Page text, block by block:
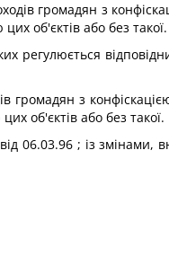
громадян з
об'єктів або без такої.
регулюється
з
об'єктів або без такої.
06.03.96 ; із змінами,